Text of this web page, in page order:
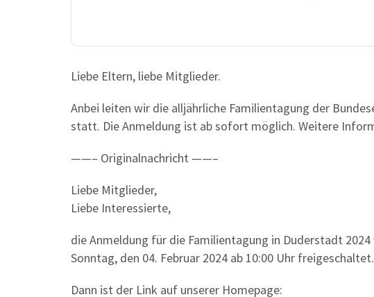
Liebe Eltern, liebe Mitglieder.
Anbei leiten wir die alljährliche Familientagung der
statt. Die Anmeldung ist ab sofort möglich. Weitere
——– Originalnachricht ——–
Liebe Mitglieder,
Liebe Interessierte,
die Anmeldung für die Familientagung in Duderstadt
Sonntag, den 04. Februar 2024 ab 10:00 Uhr freigeschaltet.
Dann ist der Link auf unserer Homepage: